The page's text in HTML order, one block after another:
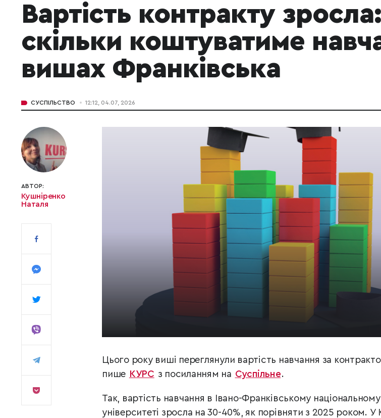
Вартість контракту зросла:
скільки коштуватиме
вишах Франківська
СУСПІЛЬСТВО 12:12, 04.07, 2026
АВТОР:
Кушніренко
Наталя
Цього року виші переглянули вартість навчання за
пише КУРС з посиланням на Суспільне.
Так, вартість навчання в Івано-Франківському
університеті зросла на 30-40%, як порівняти з 2025 роком.